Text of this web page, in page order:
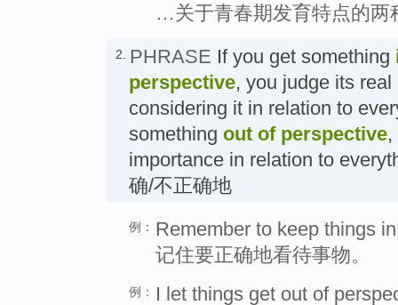
…关于青春期发育特点的两
2. PHRASE If you get something
perspective, you judge its
considering it in relation to
something out of perspective
importance in relation to
确/不正确地
例： Remember to keep things
记住要正确地看待事物。
例：
I let things get out of